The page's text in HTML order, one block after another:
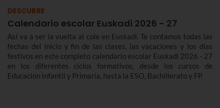
DESCUBRE
Calendario escolar Euskadi 2026 - 27
Así va a ser la vuelta al cole en Euskadi. Te contamos todas las
fechas del inicio y fin de las clases, las vacaciones y los días
festivos en este completo calendario escolar Euskadi 2026 - 27
en los diferentes ciclos formativos, desde los cursos de
Educación Infantil y Primaria, hasta la ESO, Bachillerato y FP.